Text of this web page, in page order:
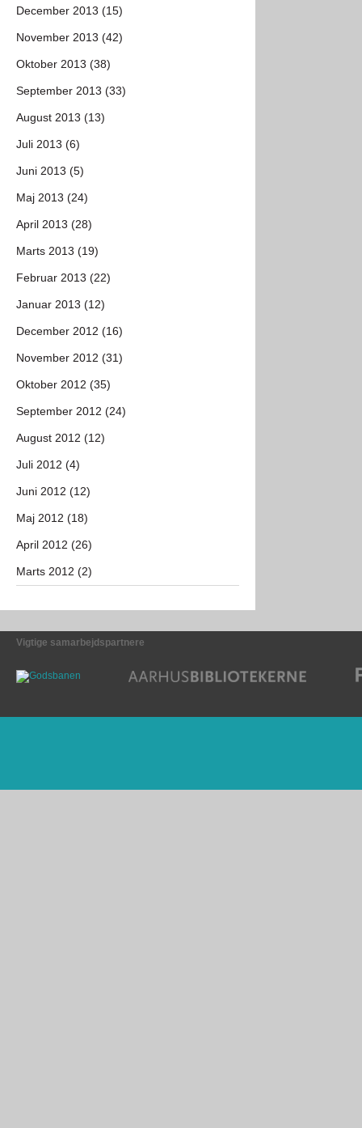
December 2013 (15)
November 2013 (42)
Oktober 2013 (38)
September 2013 (33)
August 2013 (13)
Juli 2013 (6)
Juni 2013 (5)
Maj 2013 (24)
April 2013 (28)
Marts 2013 (19)
Februar 2013 (22)
Januar 2013 (12)
December 2012 (16)
November 2012 (31)
Oktober 2012 (35)
September 2012 (24)
August 2012 (12)
Juli 2012 (4)
Juni 2012 (12)
Maj 2012 (18)
April 2012 (26)
Marts 2012 (2)
Vigtige samarbejdspartnere